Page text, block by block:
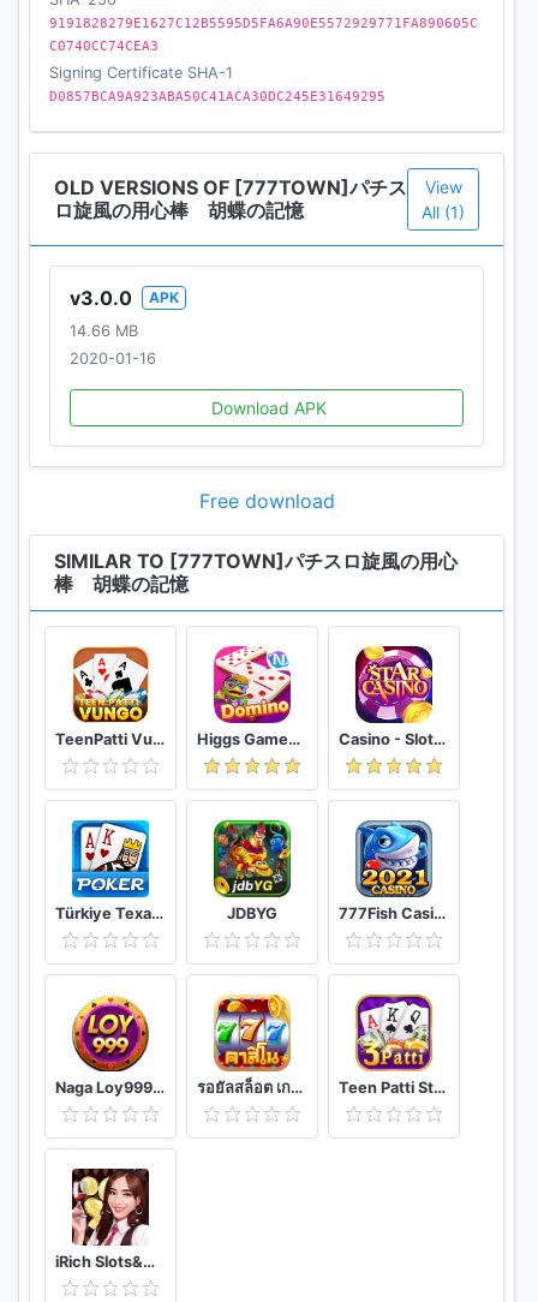
ってもアプリによっては動作が遅いなどプレイに若干
の難がある場合もございます。
○ゲームデータは大容量のため、ダウンロードに時間
○端末にインストールされている他のアプリの影響に
より、アプリが動作しない場合がございます。事前に
体験版をご利用いただき、必ず動作をご確認くださ
○強制終了などが発生する場合には、端末の再起動や
ソフトウェアアップデートが最新に更新されている事
タッチとアプリの動作にズレがある場合があり、リー
ルストップ時に若干の遅れなどの症状が出てしまう場
合がございます。予めご了承ください。
平日(土日祝休、年末年始、夏期休暇を除く）
10:00～12:00
13:00～18:00
詳しい情報は、777TOWN mobileアプリに記載してい
ますので、そちらも合わせてご覧ください。
※「配信アプリ数No.1！」についてはGoogleplaystore
上提供しているパチンコ・パチスロサービスのアプリ
配信数を集計し、比較したものになります。
※本アプリをはじめパチスロ・パチンコアプリをプレイ
するには777TOWN mobileアプリが必要です。
※本アプリケーションは、日本国内のみ販売していま
す。
©Sammy ©RODEO
9191828279E1627C12B5595D5FA6A90E5572929771FA890605C
C0740CC74CEA3
Signing Certificate SHA-1
D0857BCA9A923ABA50C41ACA30DC245E31649295
OLD VERSIONS OF [777TOWN]パチス
ロ旋風の用心棒 胡蝶の記憶
View
All (1)
v3.0.0
APK
14.66 MB
2020-01-16
Download APK
Free download
SIMILAR TO [777TOWN]パチスロ旋風の用心
棒 胡蝶の記憶
TeenPatti Vungo Higgs Games Island Casino - Slot, Bắn cá, Tố bài
Türkiye Texas Poker JDBYG 777Fish Casino: Cash Frenzy Slots 888Casino Games
Naga Loy999-Khmer Card Games รอยัลสล็อต เกมยิงปลา บาคาร่า เกมตู้ครบวงจร Teen Patti Star - Online teen patti cards game
iRich Slots&Games